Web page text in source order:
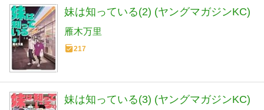
妹は知っている(2) (ヤングマガジンKC)
雁木万里
217
妹は知っている(3) (ヤングマガジンKC)